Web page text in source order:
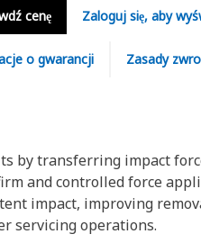
cenę Zaloguj się, aby
o gwarancji Zasady
by transferring impact
and controlled force
impact, improving
servicing operations.